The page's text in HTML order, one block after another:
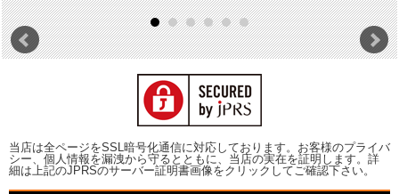
当店は全ページをSSL暗号化通信に対応しております。お客様のプライバ
シー、個人情報を漏洩から守るとともに、当店の実在を証明します。詳
細は上記のJPRSのサーバー証明書画像をクリックしてご確認下さい。